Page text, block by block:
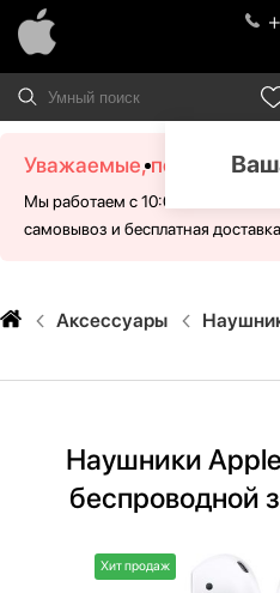
Уважаемые, посетители!
Мы работаем с 10:00 - 21:00 без
самовывоз и бесплатная
Аксессуары
Наушники
беспроводной
Хит продаж